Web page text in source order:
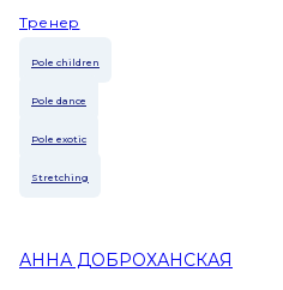
Тренер
Pole children
Pole dance
Pole exotic
Stretching
АННА ДОБРОХАНСКАЯ